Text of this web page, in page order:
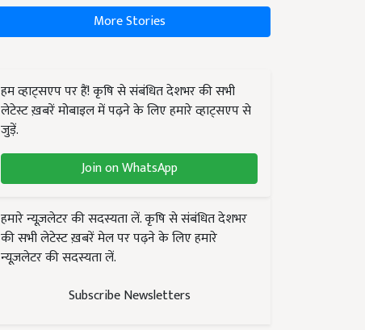
More Stories
हम व्हाट्सएप पर हैं! कृषि से संबंधित देशभर की सभी
लेटेस्ट ख़बरें मोबाइल में पढ़ने के लिए हमारे व्हाट्सएप से
जुड़ें.
Join on WhatsApp
हमारे न्यूज़लेटर की सदस्यता लें. कृषि से संबंधित देशभर
की सभी लेटेस्ट ख़बरें मेल पर पढ़ने के लिए हमारे
न्यूज़लेटर की सदस्यता लें.
Subscribe Newsletters